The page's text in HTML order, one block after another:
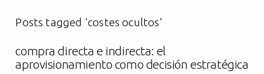
Posts tagged ‘costes ocultos’
compra directa e indirecta: el
aprovisionamiento como decisión estratégica